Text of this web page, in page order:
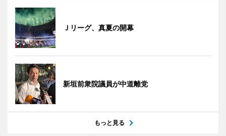
Ｊリーグ、真夏の開幕
新垣前衆院議員が中道離党
もっと見る